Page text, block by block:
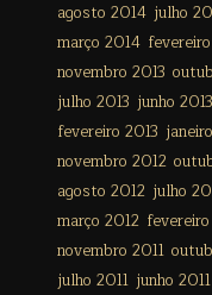
agosto 2014 julho
março 2014
novembro 2013
julho 2013 junho 2013
fevereiro 2013
novembro 2012
agosto 2012 julho
março 2012
novembro 2011
julho 2011 junho 2011